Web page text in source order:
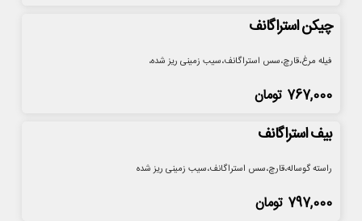
چیکن استراگانف
فیله مرغ،قارچ،سس استراگانف،سیب زمینی ریز شده،
767,000 تومان
بیف استراگانف
راسته گوساله،قارچ،سس استراگانف،سیب زمینی ریز شده
797,000 تومان